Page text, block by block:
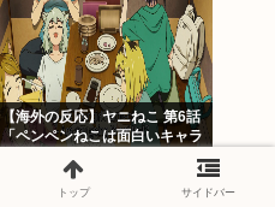
【海外の反応】ヤニねこ 第6話
「ペンペンねこは面白いキャラ
のシーン、リアルすぎて辛かっ
トップ サイドバー